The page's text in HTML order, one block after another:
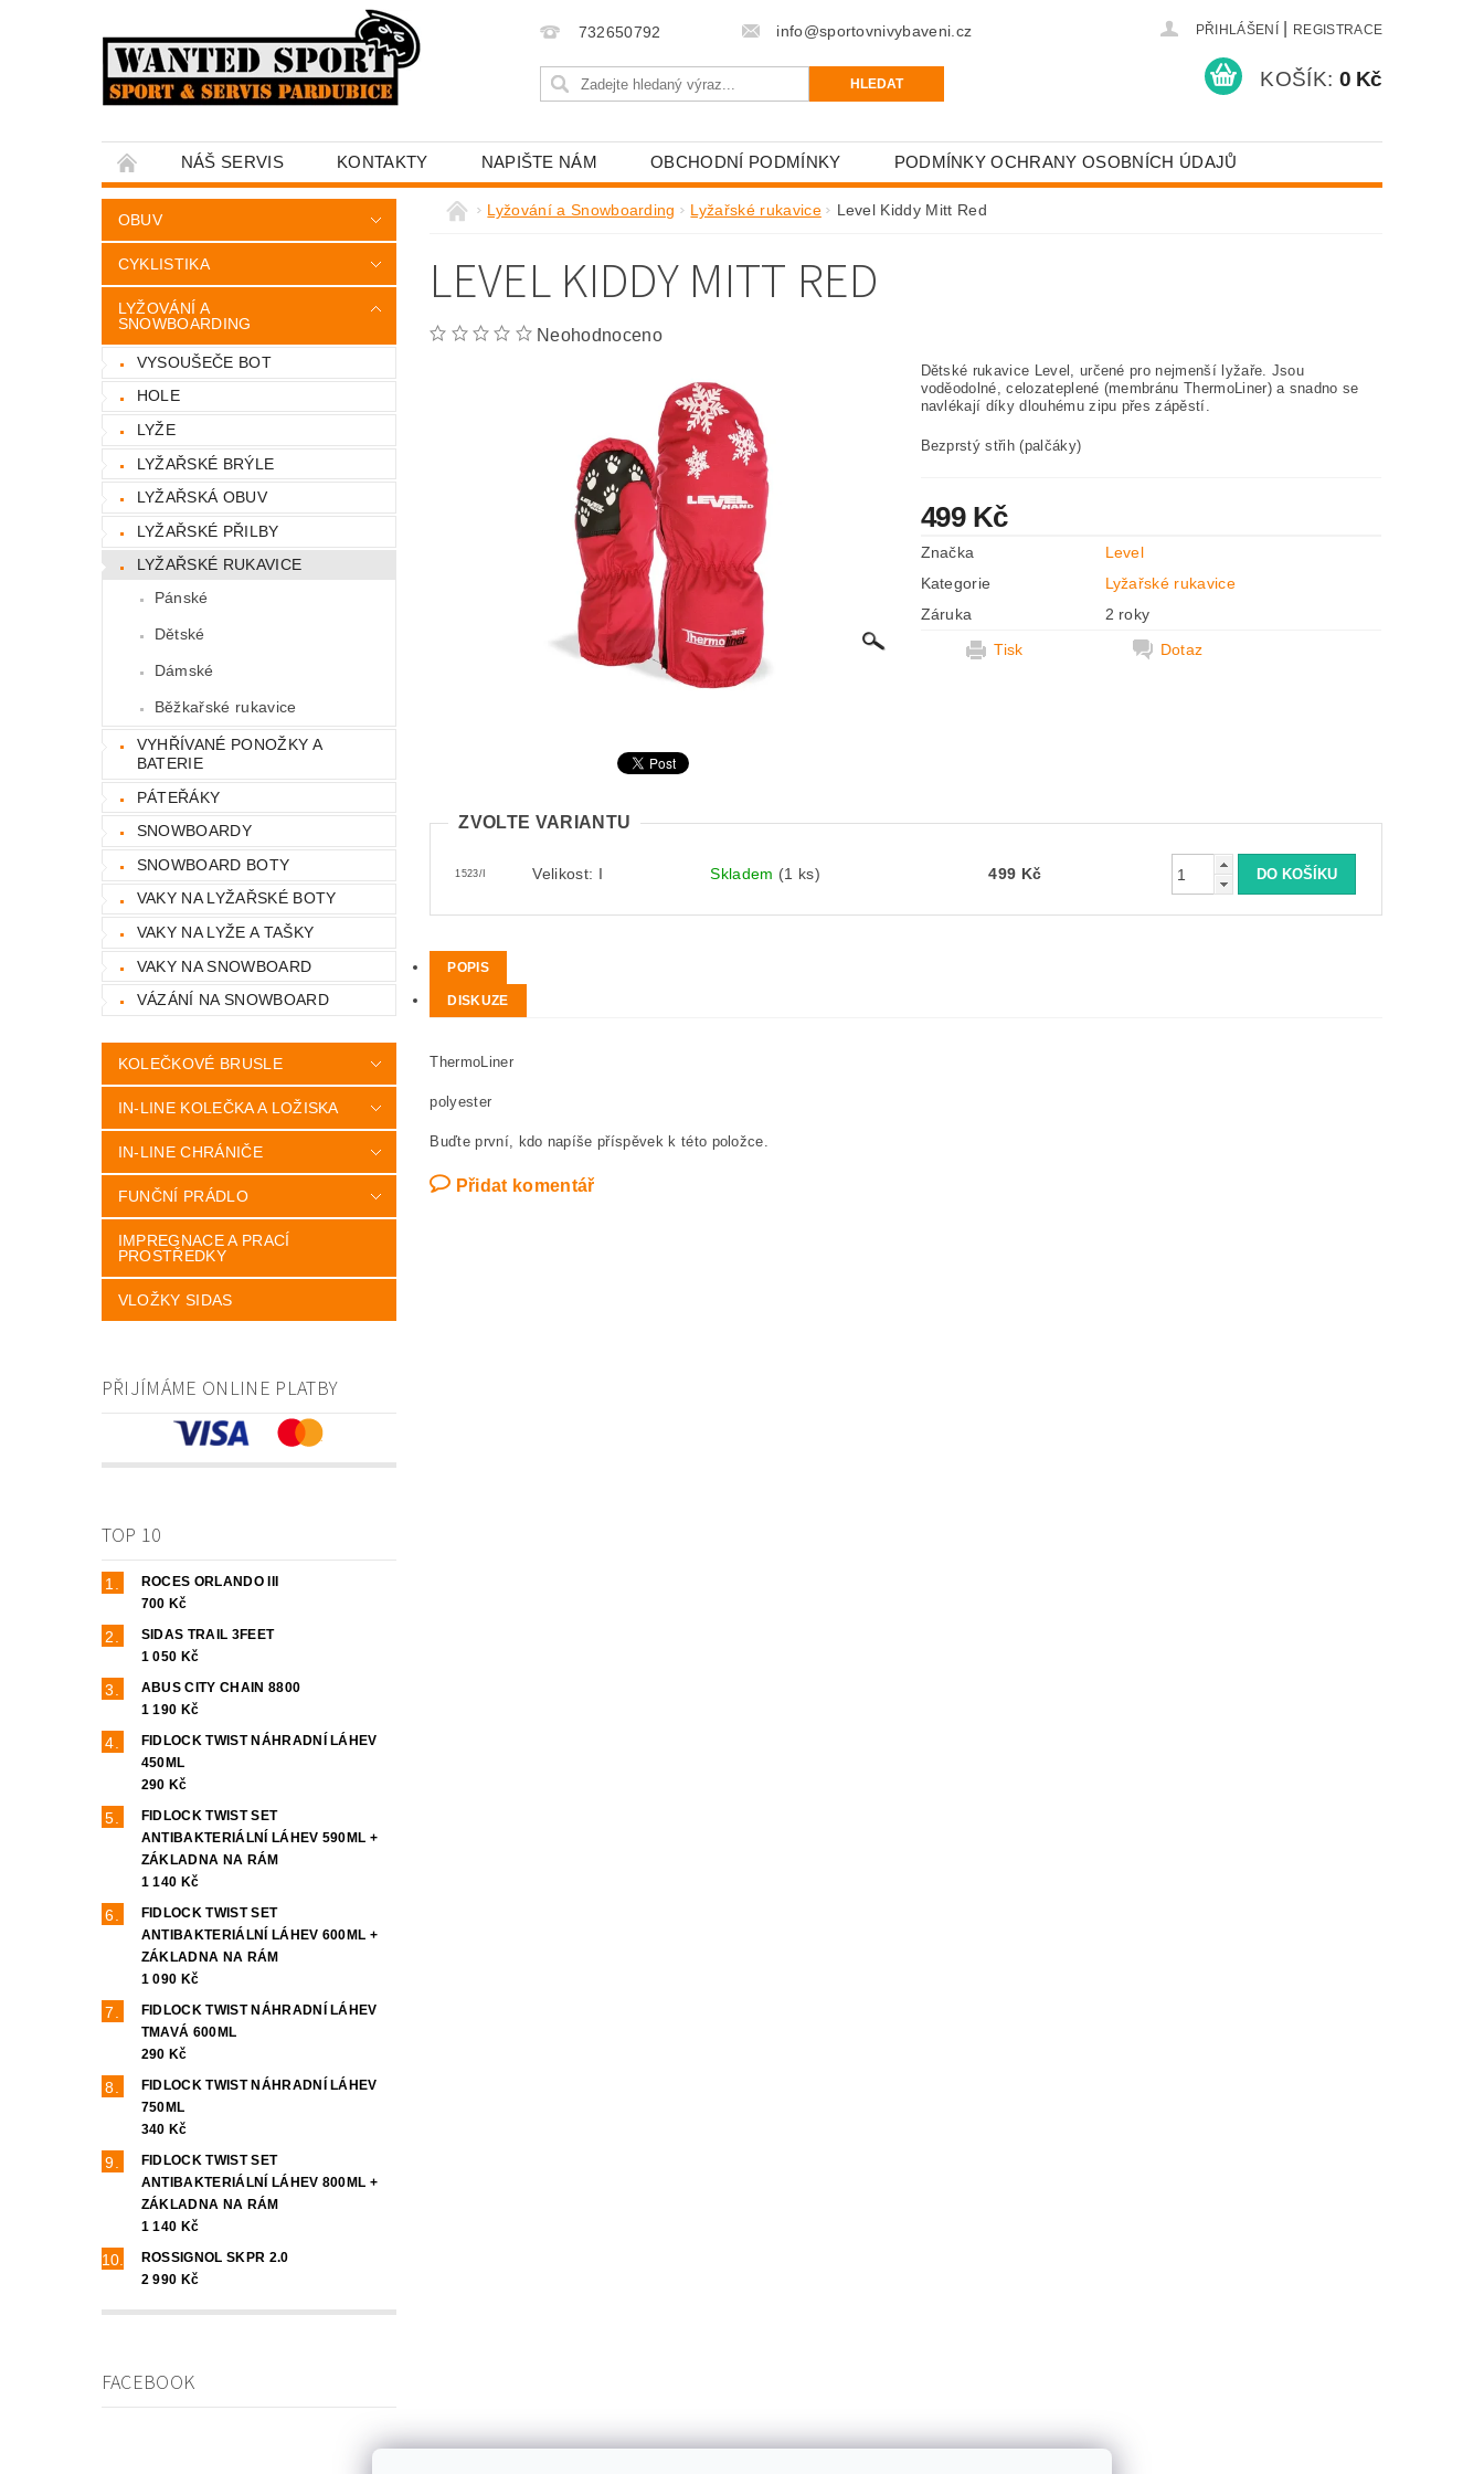
732650792 info@sportovnivybaveni.cz PŘIHLÁŠENÍ REGISTRACE
KOŠÍK: 0 Kč
NÁŠ SERVIS KONTAKTY NAPIŠTE NÁM OBCHODNÍ PODMÍNKY PODMÍNKY OCHRANY OSOBNÍCH ÚDAJŮ
OBUV
CYKLISTIKA
LYŽOVÁNÍ A
SNOWBOARDING
VYSOUŠEČE BOT
HOLE
LYŽE
LYŽAŘSKÉ BRÝLE
LYŽAŘSKÁ OBUV
LYŽAŘSKÉ PŘILBY
LYŽAŘSKÉ RUKAVICE
Pánské
Dětské
Dámské
Běžkařské rukavice
VYHŘÍVANÉ PONOŽKY A
BATERIE
PÁTEŘÁKY
SNOWBOARDY
SNOWBOARD BOTY
VAKY NA LYŽAŘSKÉ BOTY
VAKY NA LYŽE A TAŠKY
VAKY NA SNOWBOARD
VÁZÁNÍ NA SNOWBOARD
KOLEČKOVÉ BRUSLE
IN-LINE KOLEČKA A LOŽISKA
IN-LINE CHRÁNIČE
FUNČNÍ PRÁDLO
IMPREGNACE A PRACÍ
PROSTŘEDKY
VLOŽKY SIDAS
PŘIJÍMÁME ONLINE PLATBY
TOP 10
ROCES ORLANDO III
700 Kč
SIDAS TRAIL 3FEET
1 050 Kč
ABUS CITY CHAIN 8800
1 190 Kč
FIDLOCK TWIST NÁHRADNÍ LÁHEV
450ML
290 Kč
FIDLOCK TWIST SET
ANTIBAKTERIÁLNÍ LÁHEV 590ML +
ZÁKLADNA NA RÁM
1 140 Kč
FIDLOCK TWIST SET
ANTIBAKTERIÁLNÍ LÁHEV 600ML +
ZÁKLADNA NA RÁM
1 090 Kč
FIDLOCK TWIST NÁHRADNÍ LÁHEV
TMAVÁ 600ML
290 Kč
FIDLOCK TWIST NÁHRADNÍ LÁHEV
750ML
340 Kč
FIDLOCK TWIST SET
ANTIBAKTERIÁLNÍ LÁHEV 800ML +
ZÁKLADNA NA RÁM
1 140 Kč
ROSSIGNOL SKPR 2.0
2 990 Kč
FACEBOOK
Lyžování a Snowboarding Lyžařské rukavice Level Kiddy Mitt Red
LEVEL KIDDY MITT RED
Neohodnoceno
Dětské rukavice Level, určené pro nejmenší lyžaře. Jsou
voděodolné, celozateplené (membránu ThermoLiner) a snadno se
navlékají díky dlouhému zipu přes zápěstí.
Bezprstý střih (palčáky)
499 Kč
Značka
Level
Kategorie
Lyžařské rukavice
Záruka
2 roky
Tisk
Dotaz
ZVOLTE VARIANTU
1523/I Velikost: I Skladem (1 ks) 499 Kč
POPIS
DISKUZE
ThermoLiner
polyester
Buďte první, kdo napíše příspěvek k této položce.
Přidat komentář